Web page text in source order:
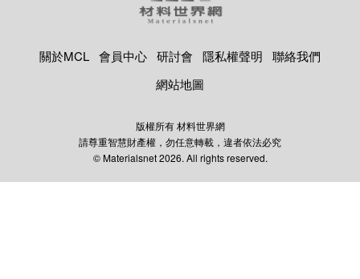
關於MCL 會員中心 研討會 隱私權聲明
聯絡我們
網站地圖
版權所有 材料世界網
請尊重智慧財產權，勿任意轉載，違者依法必究
© Materialsnet 2026. All rights reserved.